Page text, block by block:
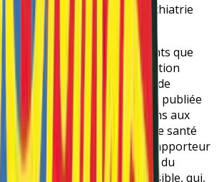
est tout ce que la psychiatrie
fait.
rappeler les engagements que
ratifiant en 2006 la Convention
des Personnes en situation de
des Nations Unies – publiée
2010. Nous vous renvoyons aux
application en matière de santé
également citer le Rapporteur
qu’a toute personne de jouir du
physique et mentale possible, qui,